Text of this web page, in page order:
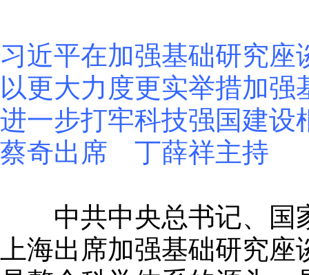
习近平在加强基础研究座
以更大力度更实举措加强
进一步打牢科技强国建设
蔡奇出席 丁薛祥主持
中共中央总书记、国
上海出席加强基础研究